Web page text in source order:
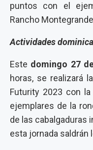
puntos con el
Rancho
Actividades
Este domingo 27
horas, se realizará
Futurity 2023 con
ejemplares de la
de las cabalgaduras
esta jornada saldrán